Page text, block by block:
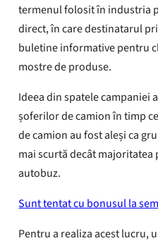
termenul folosit în industria
direct, în care destinatarul
buletine informative pentru
mostre de produse.
Ideea din spatele campaniei
șoferilor de camion în timp
de camion au fost aleși ca
mai scurtă decât
autobuz.
Sunt tentat cu bonusul la
Pentru a realiza acest lucru,